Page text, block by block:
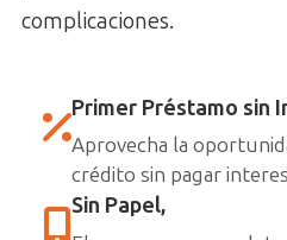
complicaciones.
Primer Préstamo sin
Aprovecha la
crédito sin pagar
Sin Papel,